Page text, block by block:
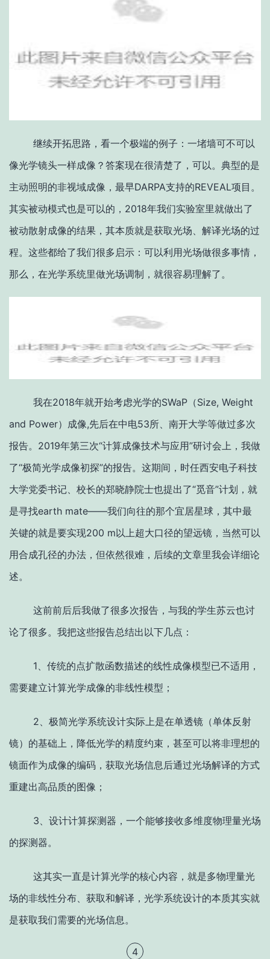
继续开拓思路，看一个极端的例子：一堵墙可不可以
像光学镜头一样成像？答案现在很清楚了，可以。典型的是
主动照明的非视域成像，最早DARPA支持的REVEAL项目。
其实被动模式也是可以的，2018年我们实验室里就做出了
被动散射成像的结果，其本质就是获取光场、解译光场的过
程。这些都给了我们很多启示：可以利用光场做很多事情，
那么，在光学系统里做光场调制，就很容易理解了。
我在2018年就开始考虑光学的SWaP（Size, Weight
and Power）成像,先后在中电53所、南开大学等做过多次
报告。2019年第三次“计算成像技术与应用”研讨会上，我做
了“极简光学成像初探”的报告。这期间，时任西安电子科技
大学党委书记、校长的郑晓静院士也提出了“觅音”计划，就
是寻找earth mate——我们向往的那个宜居星球，其中最
关键的就是要实现200 m以上超大口径的望远镜，当然可以
用合成孔径的办法，但依然很难，后续的文章里我会详细论
述。
这前前后后我做了很多次报告，与我的学生苏云也讨
论了很多。我把这些报告总结出以下几点：
1、传统的点扩散函数描述的线性成像模型已不适用，
需要建立计算光学成像的非线性模型；
2、极简光学系统设计实际上是在单透镜（单体反射
镜）的基础上，降低光学的精度约束，甚至可以将非理想的
镜面作为成像的编码，获取光场信息后通过光场解译的方式
重建出高品质的图像；
3、设计计算探测器，一个能够接收多维度物理量光场
的探测器。
这其实一直是计算光学的核心内容，就是多物理量光
场的非线性分布、获取和解译，光学系统设计的本质其实就
是获取我们需要的光场信息。
4